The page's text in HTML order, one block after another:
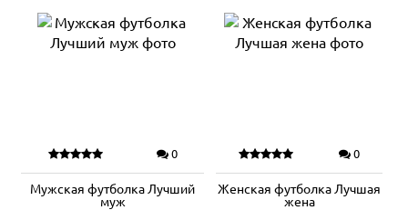
0
Мужская футболка Лучший
муж
0
Женская футболка Лучшая
жена